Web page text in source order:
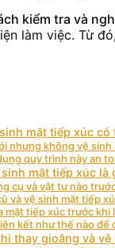
kiểm tra và
làm việc. Từ
mặt tiếp xúc
nhưng không vệ
quy trình này an
mặt tiếp xúc
cụ và vật tư nào
và vệ sinh mặt tiếp
mặt tiếp xúc trước khi
kết như thế nào để
thay gioăng và